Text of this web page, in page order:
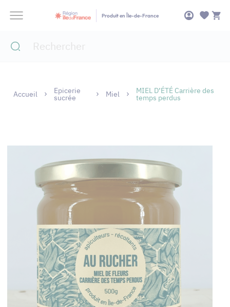
Produit en Île-de-France
Accueil Epicerie
sucrée Miel MIEL D’ÉTÉ Carrière des
temps perdus